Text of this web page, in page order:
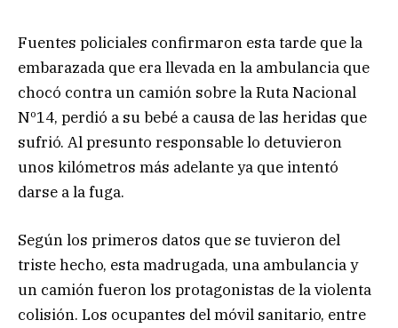
Fuentes policiales confirmaron esta tarde que la
embarazada que era llevada en la ambulancia que
chocó contra un camión sobre la Ruta Nacional
Nº14, perdió a su bebé a causa de las heridas que
sufrió. Al presunto responsable lo detuvieron
unos kilómetros más adelante ya que intentó
darse a la fuga.
Según los primeros datos que se tuvieron del
triste hecho, esta madrugada, una ambulancia y
un camión fueron los protagonistas de la violenta
colisión. Los ocupantes del móvil sanitario, entre